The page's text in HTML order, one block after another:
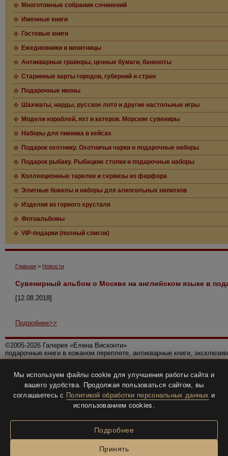
Многотомные собрания сочинений
Именные книги
Гостевые книги
Ежедневники и визитницы
Антикварные гравюры, ценные бумаги, банкноты
Старинные карты городов, губерний и стран
Подарочные иконы
Шахматы, нарды, русское лото и другие настольные игры
Модели кораблей, яхт и катеров. Морские сувениры
Наборы для пикника в кейсах
Подарок охотнику. Охотничьи чарки и подарочные наборы
Подарок рыбаку. Рыбацкие стопки и подарочные наборы
Коллекционные тарелки и сервизы из фарфора
Элитные бокалы и наборы для алкогольных напитков
Изделия из горного хрусталя
Фотоальбомы
VIP-подарки (полный список)
Главная > Новости
Сувенирный альбом о Москве на английском языке в
[12.08.2018]
Подробнее>>
©2005-2026 Галерея «Елена Висконти»
подарочные книги в кожаном переплете, антикварные книги,
Политика конфиденциальности
Все права защищены.
Разработка и дизайнBTV-info.
Мы используем файлы cookie для улучшения работы сайта и
вашего удобства. Продолжая пользоваться сайтом, вы
соглашаетесь с Политикой обработки персональных данных и
использованием cookies.
Подробнее
Принять